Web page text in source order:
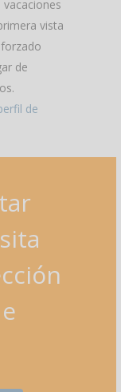
vista
de
de